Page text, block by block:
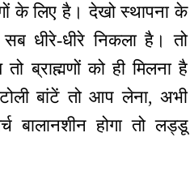
के लिए है। देखो स्थापना के
धीरे-धीरे निकला है। तो
ब्राह्मणों को ही मिलना है
बांटें तो आप लेना, अभी
बालानशीन होगा तो लड्डू